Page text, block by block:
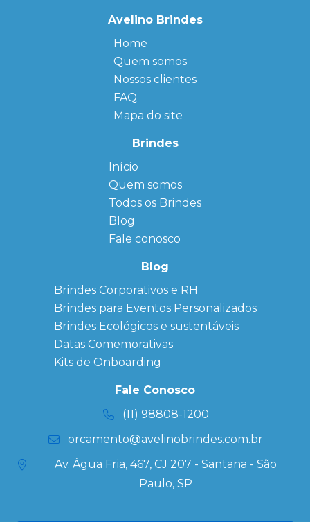
Avelino Brindes
Home
Quem somos
Nossos clientes
FAQ
Mapa do site
Brindes
Início
Quem somos
← Back
FAQ
Sitemap
Todos os Brindes
← Back
Agendas
Personalizadas
Personalizado
personalizados
Brindes
Corporativos
Copos Térmicos
Personalizados
Datas Especiais
Ecobag
Personalizada
Kits
Blog
Fale conosco
Blog
Brindes Corporativos e RH
Brindes para Eventos Personalizados
Brindes Ecológicos e sustentáveis
Datas Comemorativas
Kits de Onboarding
Fale Conosco
(11) 98808-1200
orcamento@avelinobrindes.com.br
Av. Água Fria, 467, CJ 207 - Santana - São
Paulo, SP